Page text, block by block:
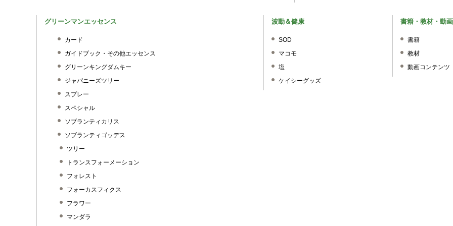
グリーンマンエッセンス
カード
ガイドブック・その他エッセンス
グリーンキングダムキー
ジャパニーズツリー
スプレー
スペシャル
ソブランティカリス
ソブランティゴッデス
ツリー
トランスフォーメーション
フォレスト
フォーカスフィクス
フラワー
マンダラ
波動＆健康
SOD
マコモ
塩
ケイシーグッズ
書籍・教材・動
書籍
教材
動画コンテンツ